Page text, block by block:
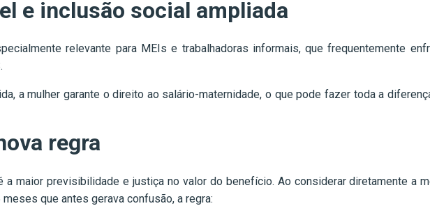
e inclusão social ampliada
relevante para MEIs e trabalhadoras informais, que frequentemente
a mulher garante o direito ao salário-maternidade, o que pode fazer toda a
regra
maior previsibilidade e justiça no valor do benefício. Ao considerar diretamente a
que antes gerava confusão, a regra: